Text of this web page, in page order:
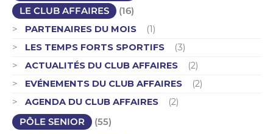
LE CLUB AFFAIRES
(16)
PARTENAIRES DU MOIS
(1)
LES TEMPS FORTS SPORTIFS
(3)
ACTUALITÉS DU CLUB AFFAIRES
(2)
EVÉNEMENTS DU CLUB AFFAIRES
(2)
AGENDA DU CLUB AFFAIRES
(2)
PÔLE SENIOR
(55)